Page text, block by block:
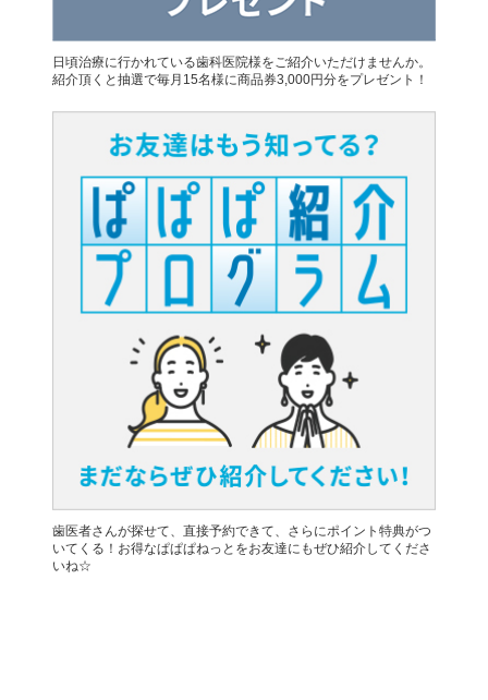
日頃治療に行かれている歯科医院様をご紹介いただけませんか。
紹介頂くと抽選で毎月15名様に商品券3,000円分をプレゼント！
歯医者さんが探せて、直接予約できて、さらにポイント特典がつ
いてくる！お得なぱぱぱねっとをお友達にもぜひ紹介してくださ
いね☆